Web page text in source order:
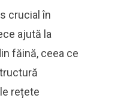
crucial în
ajută la
făină, ceea ce
rețete